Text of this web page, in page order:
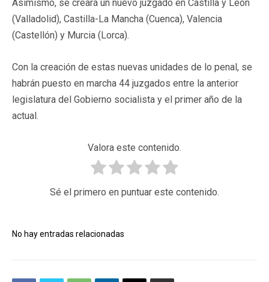
Asimismo, se creará un nuevo juzgado en Castilla y León
(Valladolid), Castilla-La Mancha (Cuenca), Valencia
(Castellón) y Murcia (Lorca).
Con la creación de estas nuevas unidades de lo penal, se
habrán puesto en marcha 44 juzgados entre la anterior
legislatura del Gobierno socialista y el primer año de la
actual.
Valora este contenido.
Sé el primero en puntuar este contenido.
No hay entradas relacionadas